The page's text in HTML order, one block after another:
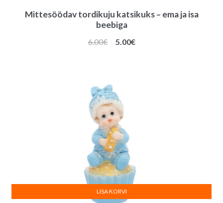
Mittesöödav tordikuju katsikuks – ema ja isa
beebiga
6.00€
Algne
5.00€Praegune
LISA KORVI